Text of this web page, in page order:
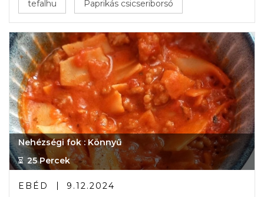
tefalhu Paprikás csicseriborsó
Nehézségi fok : Könnyű
25 Percek
EBÉD 9.12.2024